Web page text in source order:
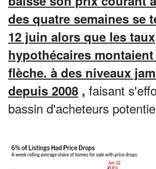
des quatre semaines se
12 juin alors que les taux
hypothécaires montaient
flèche. à des niveaux
depuis 2008 , faisant
bassin d'acheteurs